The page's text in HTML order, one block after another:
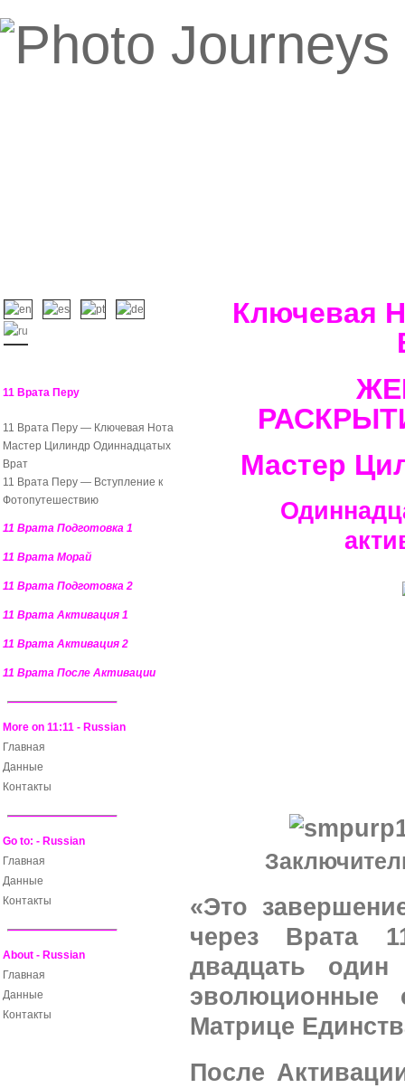
Ключевая
Мастер
«Это
через Врата
двадцать
эволюционные
Матрице
После
11 Врата Перу
11 Врата Перу — Ключевая Нота
Мастер Цилиндр Одиннадцатых
Врат
11 Врата Перу — Вступление к
Фотопутешествию
11 Врата Подготовка 1
11 Врата Морай
11 Врата Подготовка 2
11 Врата Активация 1
11 Врата Активация 2
11 Врата После Активации
More on 11:11 - Russian
Главная
Данные
Контакты
Go to: - Russian
Главная
Данные
Контакты
About - Russian
Главная
Данные
Контакты